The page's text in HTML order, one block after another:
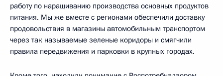
работу по наращиванию производства основных продуктов
питания. Мы же вместе с регионами обеспечили доставку
продовольствия в магазины автомобильным транспортом
через так называемые зеленые коридоры и смягчили
правила передвижения и парковки в крупных городах.